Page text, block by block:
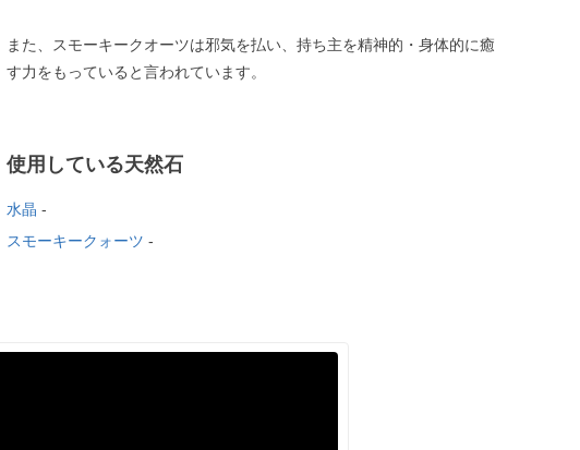
また、スモーキークオーツは邪気を払い、持ち主を精神的・身体的に癒
す力をもっていると言われています。
使用している天然石
水晶 -
スモーキークォーツ -